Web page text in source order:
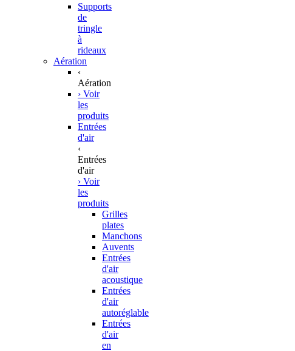
Supports
de
tringle
à
rideaux
Aération
‹
Aération
› Voir
les
produits
Entrées
d'air
‹
Entrées
d'air
› Voir
les
produits
Grilles
plates
Manchons
Auvents
Entrées
d'air
acoustique
Entrées
d'air
autoréglable
Entrées
d'air
en